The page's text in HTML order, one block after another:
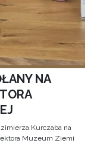
NA
Kurczaba na
Muzeum Ziemi